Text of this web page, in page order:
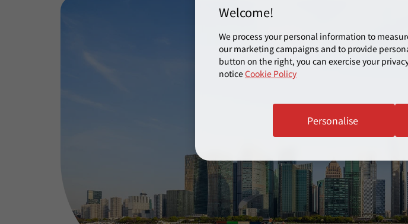
Welcome!
We process your personal information to
our marketing campaigns and to provide
button on the right, you can exercise your
noticeCookie Policy
Personalise